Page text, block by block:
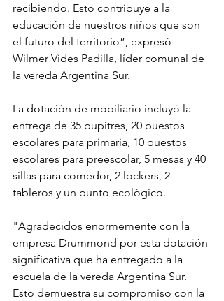
recibiendo. Esto contribuye a la
educación de nuestros niños que son
el futuro del territorio”, expresó
Wilmer Vides Padilla, líder comunal de
la vereda Argentina Sur.
La dotación de mobiliario incluyó la
entrega de 35 pupitres, 20 puestos
escolares para primaria, 10 puestos
escolares para preescolar, 5 mesas y 40
sillas para comedor, 2 lockers, 2
tableros y un punto ecológico.
"Agradecidos enormemente con la
empresa Drummond por esta dotación
significativa que ha entregado a la
escuela de la vereda Argentina Sur.
Esto demuestra su compromiso con la